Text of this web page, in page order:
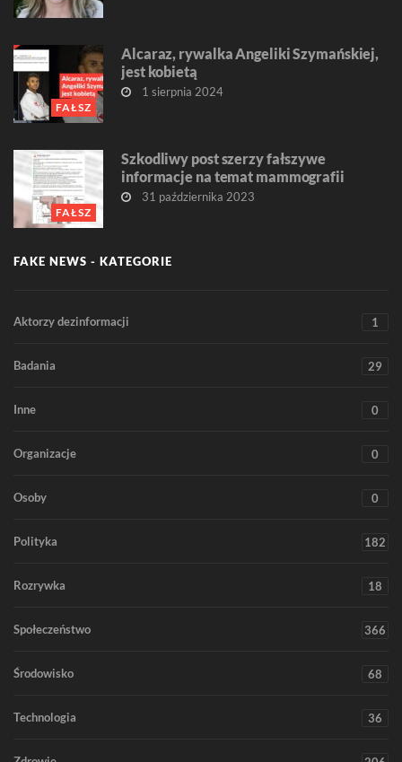
FAŁSZ
Alcaraz, rywalka Angeliki Szymańskiej,
jest kobietą
1 sierpnia 2024
FAŁSZ
Szkodliwy post szerzy fałszywe
informacje na temat mammografii
31 października 2023
FAKE NEWS - KATEGORIE
Aktorzy dezinformacji 1
Badania 29
Inne 0
Organizacje 0
Osoby 0
Polityka 182
Rozrywka 18
Społeczeństwo 366
Środowisko 68
Technologia 36